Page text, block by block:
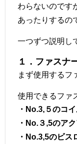
わらないのです
あったりするの
一つずつ説明し
１．ファスナ
まず使用するフ
使用できるファ
・No.3,５のコ
・No.３,5のア
・No.3,5のビス